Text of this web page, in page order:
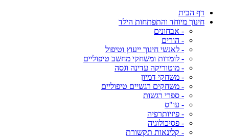
דף הבית
חינוך מיוחד והתפתחות הילד
- אבחונים
- הורים
- לאנשי חינוך ייעוץ וטיפול
- לומדות ומשחקי מחשב טיפוליים
- מוטוריקה עדינה וגסה
- משחקי דמיון
- משחקים רגשיים טיפוליים
- ספרי רגשות
- עו"ס
- פיזיותרפיה
- פסיכולוגיה
- קלינאות תקשורת